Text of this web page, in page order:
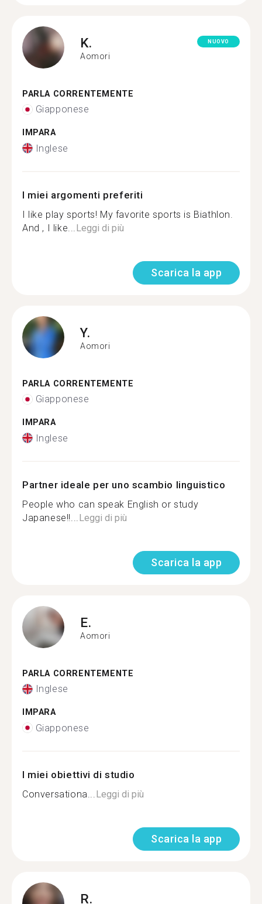
K.
Aomori
NUOVO
PARLA CORRENTEMENTE
Giapponese
IMPARA
Inglese
I miei argomenti preferiti
I like play sports! My favorite sports is Biathlon.
And , I like... Leggi di più
Scarica la app
Y.
Aomori
PARLA CORRENTEMENTE
Giapponese
IMPARA
Inglese
Partner ideale per uno scambio linguistico
People who can speak English or study
Japanese!!... Leggi di più
Scarica la app
E.
Aomori
PARLA CORRENTEMENTE
Inglese
IMPARA
Giapponese
I miei obiettivi di studio
Conversationa... Leggi di più
Scarica la app
R.